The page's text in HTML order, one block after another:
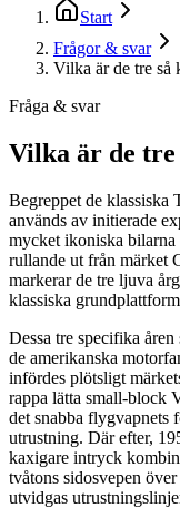
Start
Frågor & svar
Vilka är de tre så
Fråga & svar
Vilka är de tre
Begreppet de klassiska
används av initierade
mycket ikoniska bilarna
rullande ut från märket
markerar de tre ljuva
klassiska
Dessa tre specifika
de amerikanska
infördes plötsligt
rappa lätta small-block
det snabba
utrustning. Där efter,
kaxigare intryck
tvåtons sidosvepen
utvidgas